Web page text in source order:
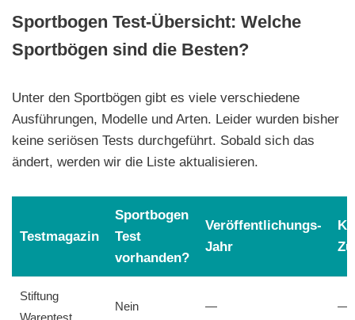
Sportbogen Test-Übersicht: Welche
Sportbögen sind die Besten?
Unter den Sportbögen gibt es viele verschiedene
Ausführungen, Modelle und Arten. Leider wurden bisher
keine seriösen Tests durchgeführt. Sobald sich das
ändert, werden wir die Liste aktualisieren.
Testmagazin
Sportbogen
Test
vorhanden?
Veröffentlichungs-
Jahr
Stiftung
Warentest
Nein — —